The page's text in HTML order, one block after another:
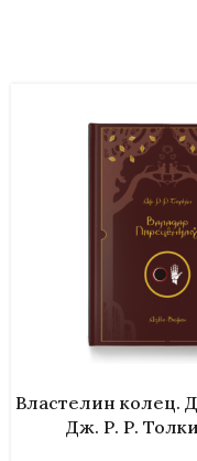
В КОРЗИНУ
Властелин колец.
Дж. Р. Р.